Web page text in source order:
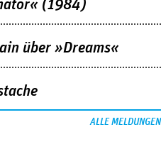
(1984)
über »Dreams«
ALLE MELDUNGEN